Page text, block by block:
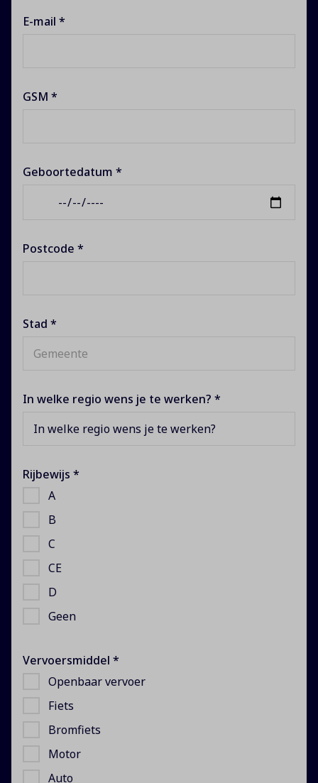
E-mail *
GSM *
Geboortedatum *
Postcode *
Stad *
In welke regio wens je te werken? *
In welke regio wens je te werken?
Rijbewijs *
A
B
C
CE
D
Geen
Vervoersmiddel *
Openbaar vervoer
Fiets
Bromfiets
Motor
Auto